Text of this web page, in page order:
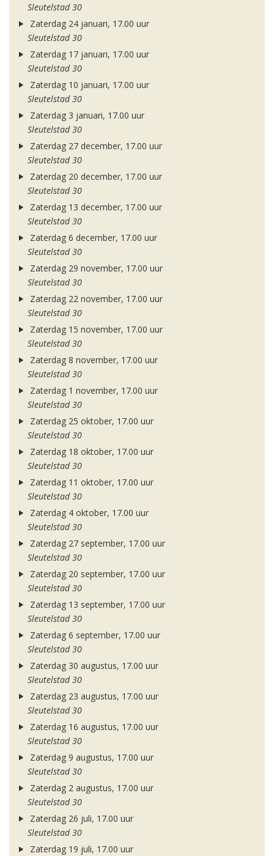
Sleutelstad 30
Zaterdag 24 januari, 17.00 uur
Sleutelstad 30
Zaterdag 17 januari, 17.00 uur
Sleutelstad 30
Zaterdag 10 januari, 17.00 uur
Sleutelstad 30
Zaterdag 3 januari, 17.00 uur
Sleutelstad 30
Zaterdag 27 december, 17.00 uur
Sleutelstad 30
Zaterdag 20 december, 17.00 uur
Sleutelstad 30
Zaterdag 13 december, 17.00 uur
Sleutelstad 30
Zaterdag 6 december, 17.00 uur
Sleutelstad 30
Zaterdag 29 november, 17.00 uur
Sleutelstad 30
Zaterdag 22 november, 17.00 uur
Sleutelstad 30
Zaterdag 15 november, 17.00 uur
Sleutelstad 30
Zaterdag 8 november, 17.00 uur
Sleutelstad 30
Zaterdag 1 november, 17.00 uur
Sleutelstad 30
Zaterdag 25 oktober, 17.00 uur
Sleutelstad 30
Zaterdag 18 oktober, 17.00 uur
Sleutelstad 30
Zaterdag 11 oktober, 17.00 uur
Sleutelstad 30
Zaterdag 4 oktober, 17.00 uur
Sleutelstad 30
Zaterdag 27 september, 17.00 uur
Sleutelstad 30
Zaterdag 20 september, 17.00 uur
Sleutelstad 30
Zaterdag 13 september, 17.00 uur
Sleutelstad 30
Zaterdag 6 september, 17.00 uur
Sleutelstad 30
Zaterdag 30 augustus, 17.00 uur
Sleutelstad 30
Zaterdag 23 augustus, 17.00 uur
Sleutelstad 30
Zaterdag 16 augustus, 17.00 uur
Sleutelstad 30
Zaterdag 9 augustus, 17.00 uur
Sleutelstad 30
Zaterdag 2 augustus, 17.00 uur
Sleutelstad 30
Zaterdag 26 juli, 17.00 uur
Sleutelstad 30
Zaterdag 19 juli, 17.00 uur